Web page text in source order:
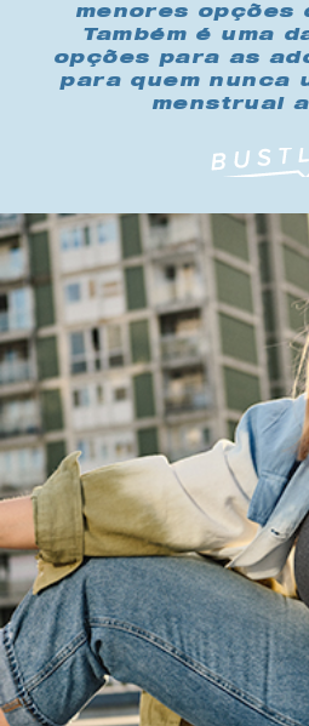
menores opções
Também é uma
opções para as
para quem nunca
menstrual